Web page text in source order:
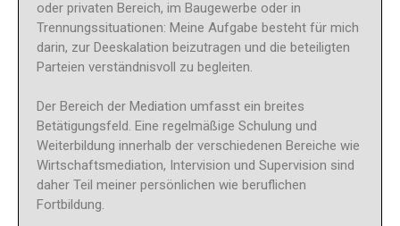
oder privaten Bereich, im Baugewerbe oder in
Trennungssituationen: Meine Aufgabe besteht für mich
darin, zur Deeskalation beizutragen und die beteiligten
Parteien verständnisvoll zu begleiten.
Der Bereich der Mediation umfasst ein breites
Betätigungsfeld. Eine regelmäßige Schulung und
Weiterbildung innerhalb der verschiedenen Bereiche wie
Wirtschaftsmediation, Intervision und Supervision sind
daher Teil meiner persönlichen wie beruflichen
Fortbildung.